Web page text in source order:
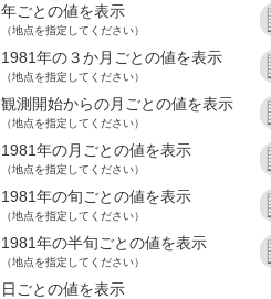
年ごとの値を表示
（地点を指定してください）
1981年の３か月ごとの値を表示
（地点を指定してください）
観測開始からの月ごとの値を表示
（地点を指定してください）
1981年の月ごとの値を表示
（地点を指定してください）
1981年の旬ごとの値を表示
（地点を指定してください）
1981年の半旬ごとの値を表示
（地点を指定してください）
日ごとの値を表示